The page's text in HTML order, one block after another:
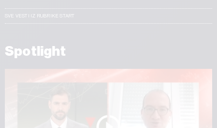
SVE VESTI IZ RUBRIKE START
Spotlight